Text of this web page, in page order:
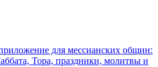
для мессианских общин:
Тора, праздники, молитвы и